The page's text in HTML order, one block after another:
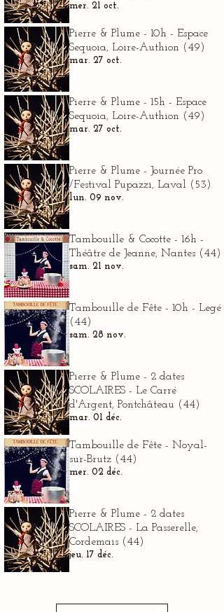
mer. 21 oct.
Pierre & Plume - 10h - Espace
Sequoia, Loire-Authion (49)
mar. 27 oct.
Pierre & Plume - 15h - Espace
Sequoia, Loire-Authion (49)
mar. 27 oct.
Pierre & Plume - Journée Pro
/Festival Pupazzi, Laval (53)
lun. 09 nov.
Tambouille & Cocotte - 16h -
Théâtre de Jeanne, Nantes (44)
sam. 21 nov.
Tambouille de Fête - 10h - Legé
(44)
sam. 28 nov.
Pierre & Plume - 2 dates
SCOLAIRES - Le Carré
d'Argent, Pontchâteau (44)
mar. 01 déc.
Tambouille de Fête - Noyal-
sur-Brutz (44)
mer. 02 déc.
Pierre & Plume - 2 dates
SCOLAIRES - La Passerelle,
Cordemais (44)
jeu. 17 déc.